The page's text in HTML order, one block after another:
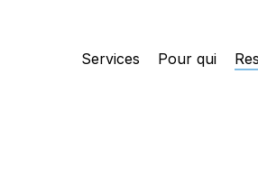
Services Pour qui